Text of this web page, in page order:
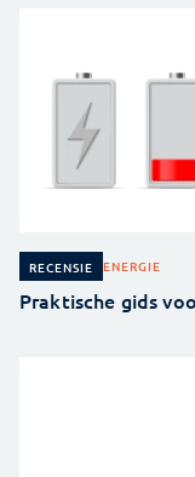
RECENSIE ENERGIE
Praktische gids